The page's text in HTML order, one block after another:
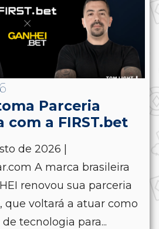
Parceria
com a FIRST.bet
de 2026 |
A marca brasileira
renovou sua parceria
que voltará a atuar como
tecnologia para...